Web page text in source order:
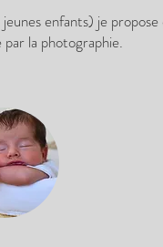
enfants) je propose
la photographie.